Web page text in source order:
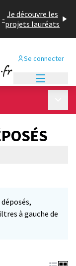
- Je découvre les
projets lauréats
Se connecter
à gauche de